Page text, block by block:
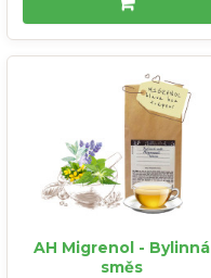
AH Migrenol - Bylinná
směs